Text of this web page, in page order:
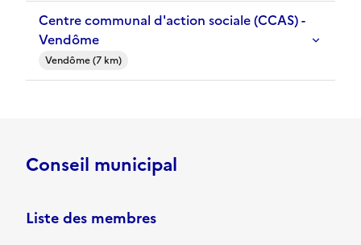
Centre communal d'action sociale (CCAS) -
Vendôme
Vendôme (7 km)
Conseil municipal
Liste des membres